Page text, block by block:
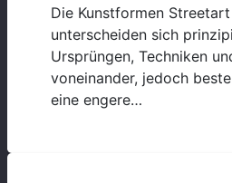
Die Kunstformen
unterscheiden sich
Ursprüngen, Techniken
voneinander, jedoch
eine engere…